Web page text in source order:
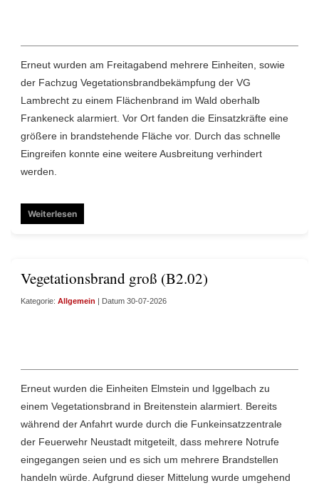
Erneut wurden am Freitagabend mehrere Einheiten, sowie
der Fachzug Vegetationsbrandbekämpfung der VG
Lambrecht zu einem Flächenbrand im Wald oberhalb
Frankeneck alarmiert. Vor Ort fanden die Einsatzkräfte eine
größere in brandstehende Fläche vor. Durch das schnelle
Eingreifen konnte eine weitere Ausbreitung verhindert
werden.
Weiterlesen
Vegetationsbrand groß (B2.02)
Kategorie: Allgemein | Datum 30-07-2026
Erneut wurden die Einheiten Elmstein und Iggelbach zu
einem Vegetationsbrand in Breitenstein alarmiert. Bereits
während der Anfahrt wurde durch die Funkeinsatzzentrale
der Feuerwehr Neustadt mitgeteilt, dass mehrere Notrufe
eingegangen seien und es sich um mehrere Brandstellen
handeln würde. Aufgrund dieser Mittelung wurde umgehend